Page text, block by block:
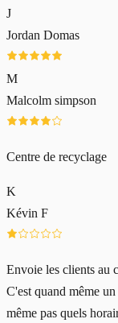
J
Jordan Domas
M
Malcolm simpson
Centre de recyclage
K
Kévin F
Envoie les clients au
C'est quand même
même pas quels